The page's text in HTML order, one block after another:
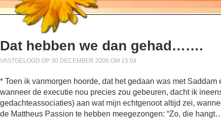
Dat hebben we dan gehad…….
VASTGELOGD OP 30 DECEMBER 2006 OM 15:04
* Toen ik vanmorgen hoorde, dat het gedaan was met
wanneer de executie nou precies zou gebeuren, dacht ik
gedachteassociaties) aan wat mijn echtgenoot altijd zei,
de Mattheus Passion te hebben meegezongen: “Zo, die